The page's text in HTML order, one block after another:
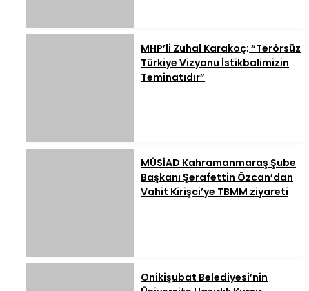
MHP’li Zuhal Karakoç; “Terörsüz
Türkiye Vizyonu İstikbalimizin
Teminatıdır”
MÜSİAD Kahramanmaraş Şube
Başkanı Şerafettin Özcan’dan
Vahit Kirişci’ye TBMM ziyareti
Onikişubat Belediyesi’nin